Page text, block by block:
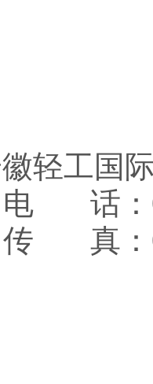
轻工国
电 话：
传 真：